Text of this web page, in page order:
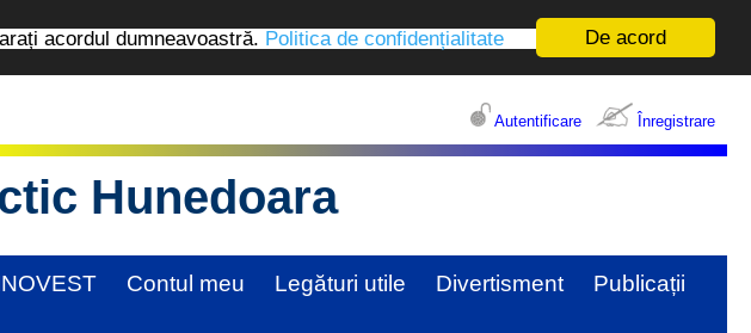
De acord
acordul dumneavoastră. Politica de confidențialitate
Autentificare Înregistrare
Hunedoara
Contul meu Legături utile Divertisment
Publicații